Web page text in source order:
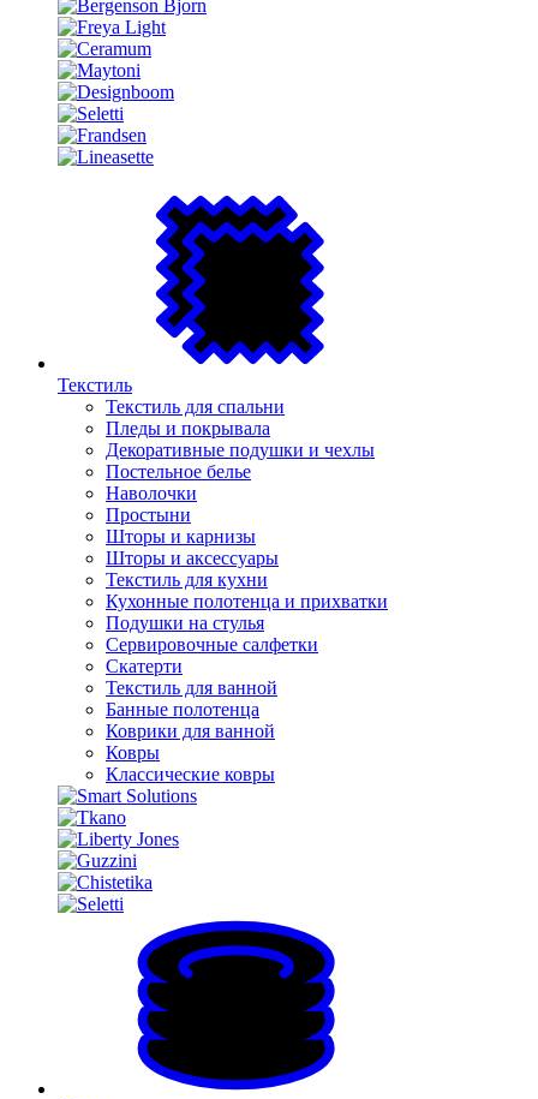
Текстиль
Текстиль для спальни
Пледы и покрывала
Декоративные подушки и чехлы
Постельное белье
Наволочки
Простыни
Шторы и карнизы
Шторы и аксессуары
Текстиль для кухни
Кухонные полотенца и прихватки
Подушки на стулья
Сервировочные салфетки
Скатерти
Текстиль для ванной
Банные полотенца
Коврики для ванной
Ковры
Классические ковры